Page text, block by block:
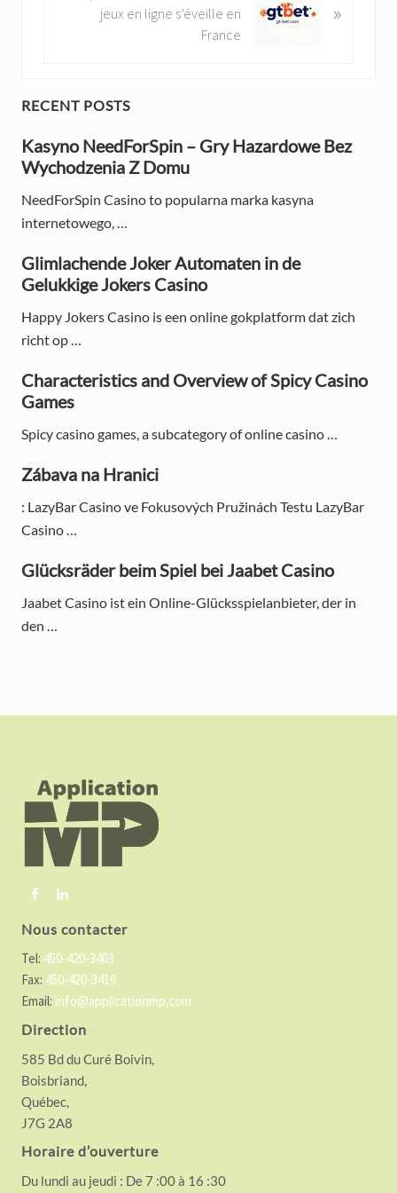
s
:
s
:
jeux en ligne s’éveille en
France
»
P
r
i
m
r
y
S
i
d
e
b
a
r
RECENT POSTS
Kasyno NeedForSpin – Gry Hazardowe Bez
Wychodzenia Z Domu
NeedForSpin Casino to popularna marka kasyna
internetowego, …
Glimlachende Joker Automaten in de
Gelukkige Jokers Casino
Happy Jokers Casino is een online gokplatform dat zich
richt op …
Characteristics and Overview of Spicy Casino
Games
Spicy casino games, a subcategory of online casino …
Zábava na Hranici
: LazyBar Casino ve Fokusových Pružinách Testu LazyBar
Casino …
Glücksräder beim Spiel bei Jaabet Casino
Jaabet Casino ist ein Online-Glücksspielanbieter, der in
den …
Nous contacter
Tel: 450-420-3403
Fax: 450-420-3419
Email: info@applicationmp.com
Direction
585 Bd du Curé Boivin,
Boisbriand,
Québec,
J7G 2A8
Horaire d’ouverture
Du lundi au jeudi : De 7 :00 à 16 :30